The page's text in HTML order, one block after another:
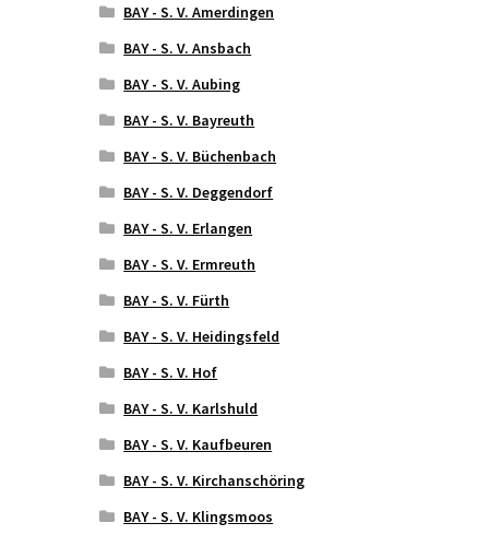
BAY - S. V. Amerdingen
BAY - S. V. Ansbach
BAY - S. V. Aubing
BAY - S. V. Bayreuth
BAY - S. V. Büchenbach
BAY - S. V. Deggendorf
BAY - S. V. Erlangen
BAY - S. V. Ermreuth
BAY - S. V. Fürth
BAY - S. V. Heidingsfeld
BAY - S. V. Hof
BAY - S. V. Karlshuld
BAY - S. V. Kaufbeuren
BAY - S. V. Kirchanschöring
BAY - S. V. Klingsmoos